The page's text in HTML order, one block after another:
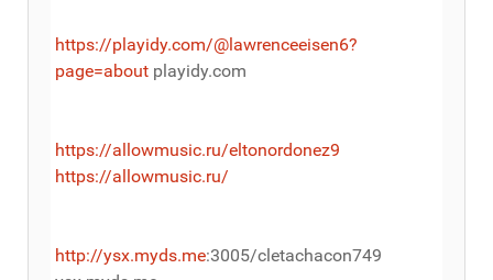
https://playidy.com/@lawrenceeisen6?
page=about playidy.com
https://allowmusic.ru/eltonordonez9
https://allowmusic.ru/
http://ysx.myds.me:3005/cletachacon749